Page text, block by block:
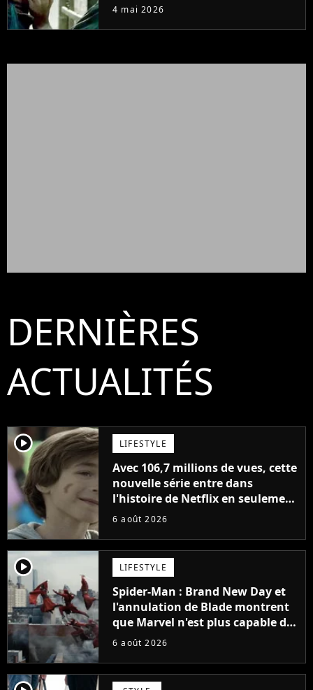
4 mai 2026
DERNIÈRES
ACTUALITÉS
player2 LIFESTYLE
Avec 106,7 millions de vues, cette
nouvelle série entre dans
l'histoire de Netflix en seulement
48 jours
6 août 2026
player2 LIFESTYLE
Spider-Man : Brand New Day et
l'annulation de Blade montrent
que Marvel n'est plus capable de
faire quoi que ce soit de simple
6 août 2026